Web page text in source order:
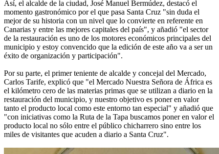
Así, el alcalde de la ciudad, José Manuel Bermúdez, destacó el
momento gastronómico por el que pasa Santa Cruz "sin duda el
mejor de su historia con un nivel que lo convierte en referente en
Canarias y entre las mejores capitales del país", y añadió "el sector
de la restauración es uno de los motores económicos principales del
municipio y estoy convencido que la edición de este año va a ser un
éxito de organización y participación".
Por su parte, el primer teniente de alcalde y concejal del Mercado,
Carlos Tarife, explicó que "el Mercado Nuestra Señora de África es
el kilómetro cero de las materias primas que se utilizan a diario en la
restauración del municipio, y nuestro objetivo es poner en valor
tanto el producto local como este entorno tan especial" y añadió que
"con iniciativas como la Ruta de la Tapa buscamos poner en valor el
producto local no sólo entre el público chicharrero sino entre los
miles de visitantes que acuden a diario a Santa Cruz".